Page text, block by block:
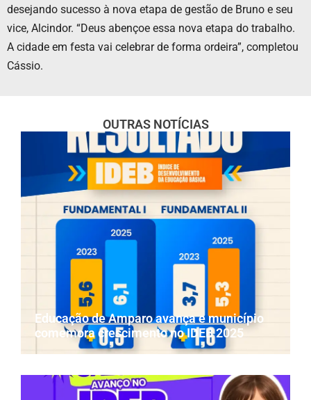
desejando sucesso à nova etapa de gestão de Bruno e seu
vice, Alcindor. “Deus abençoe essa nova etapa do trabalho.
A cidade em festa vai celebrar de forma ordeira”, completou
Cássio.
OUTRAS NOTÍCIAS
Educação de Amparo avança e município
comemora crescimento no IDEB 2025